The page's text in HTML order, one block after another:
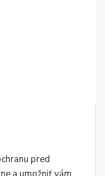
pred